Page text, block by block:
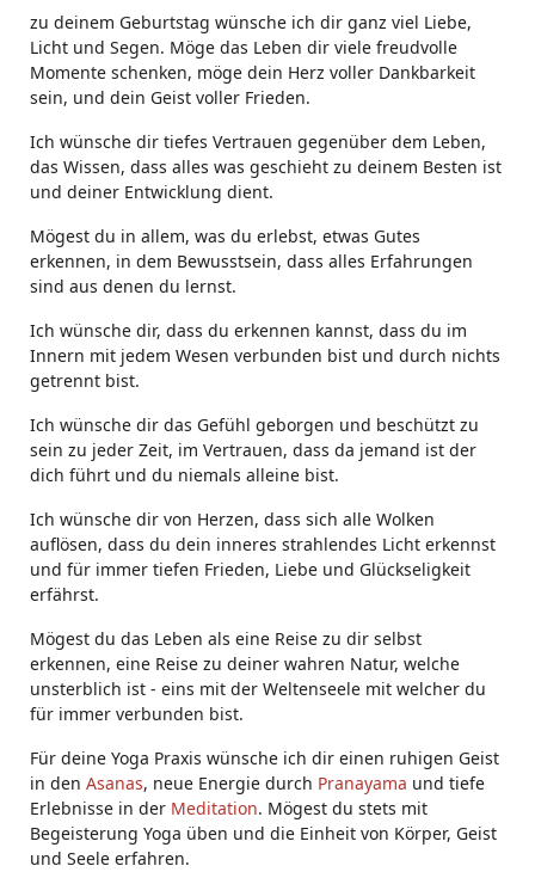
zu deinem Geburtstag wünsche ich dir ganz viel Liebe,
Licht und Segen. Möge das Leben dir viele freudvolle
Momente schenken, möge dein Herz voller Dankbarkeit
sein, und dein Geist voller Frieden.
Ich wünsche dir tiefes Vertrauen gegenüber dem Leben,
das Wissen, dass alles was geschieht zu deinem Besten ist
und deiner Entwicklung dient.
Mögest du in allem, was du erlebst, etwas Gutes
erkennen, in dem Bewusstsein, dass alles Erfahrungen
sind aus denen du lernst.
Ich wünsche dir, dass du erkennen kannst, dass du im
Innern mit jedem Wesen verbunden bist und durch nichts
getrennt bist.
Ich wünsche dir das Gefühl geborgen und beschützt zu
sein zu jeder Zeit, im Vertrauen, dass da jemand ist der
dich führt und du niemals alleine bist.
Ich wünsche dir von Herzen, dass sich alle Wolken
auflösen, dass du dein inneres strahlendes Licht erkennst
und für immer tiefen Frieden, Liebe und Glückseligkeit
erfährst.
Mögest du das Leben als eine Reise zu dir selbst
erkennen, eine Reise zu deiner wahren Natur, welche
unsterblich ist - eins mit der Weltenseele mit welcher du
für immer verbunden bist.
Für deine Yoga Praxis wünsche ich dir einen ruhigen Geist
in den Asanas, neue Energie durch Pranayama und tiefe
Erlebnisse in der Meditation. Mögest du stets mit
Begeisterung Yoga üben und die Einheit von Körper, Geist
und Seele erfahren.